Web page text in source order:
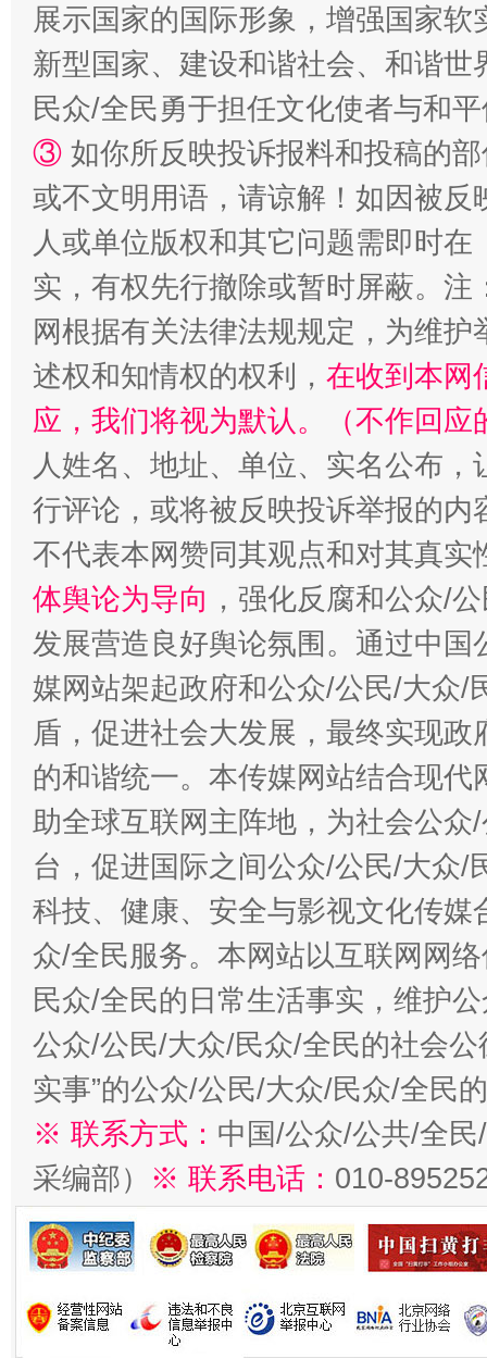
招工难、用工荒背后
展示国家的国际形象，增强国家
新型国家、建设和谐社会、和谐
民众/全民勇于担任文化使者与和
③ 如你所反映投诉报料和投稿的
或不文明用语，请谅解！如因被
人或单位版权和其它问题需即时在
实，有权先行撤除或暂时屏蔽。
网根据有关法律法规规定，为维
述权和知情权的权利， 在收到本网
应，我们将视为默认。（不作回应
人姓名、地址、单位、实名公布
行评论，或将被反映投诉举报的
不代表本网赞同其观点和对其真实
体舆论为导向 ，强化反腐和公众/
发展营造良好舆论氛围。通过中
媒网站架起政府和公众/公民/大众/
盾，促进社会大发展，最终实现
的和谐统一。本传媒网站结合现
助全球互联网主阵地，为社会公
台，促进国际之间公众/公民/大众/
科技、健康、安全与影视文化传
众/全民服务。本网站以互联网网
民众/全民的日常生活事实，维护
公众/公民/大众/民众/全民的社会公
实事”的公众/公民/大众/民众/全民
※ 联系方式： 中国/公众/公共/全
采编部） ※ 联系电话： 010-